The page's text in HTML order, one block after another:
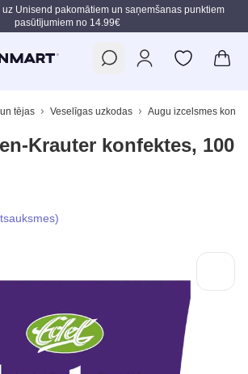
saturu
Unisend pakomātiem un saņemšanas punktiem
pasūtījumiem no 14.99€
tējas Veselīgas uzkodas Augu izcelsmes
Krauter konfektes, 100